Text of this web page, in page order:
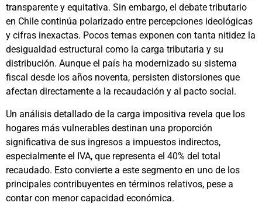
transparente y equitativa. Sin embargo, el debate tributario
en Chile continúa polarizado entre percepciones ideológicas
y cifras inexactas. Pocos temas exponen con tanta nitidez la
desigualdad estructural como la carga tributaria y su
distribución. Aunque el país ha modernizado su sistema
fiscal desde los años noventa, persisten distorsiones que
afectan directamente a la recaudación y al pacto social.
Un análisis detallado de la carga impositiva revela que los
hogares más vulnerables destinan una proporción
significativa de sus ingresos a impuestos indirectos,
especialmente el IVA, que representa el 40% del total
recaudado. Esto convierte a este segmento en uno de los
principales contribuyentes en términos relativos, pese a
contar con menor capacidad económica.